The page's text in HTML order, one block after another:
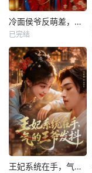
冷面侯爷反萌差，独宠作精继室啦
已完结
王妃系统在手，气的王爷发抖